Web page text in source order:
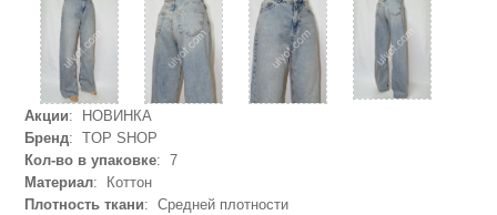
Акции: НОВИНКА
Бренд: TOP SHOP
Кол-во в упаковке: 7
Материал: Коттон
Плотность ткани: Средней плотности